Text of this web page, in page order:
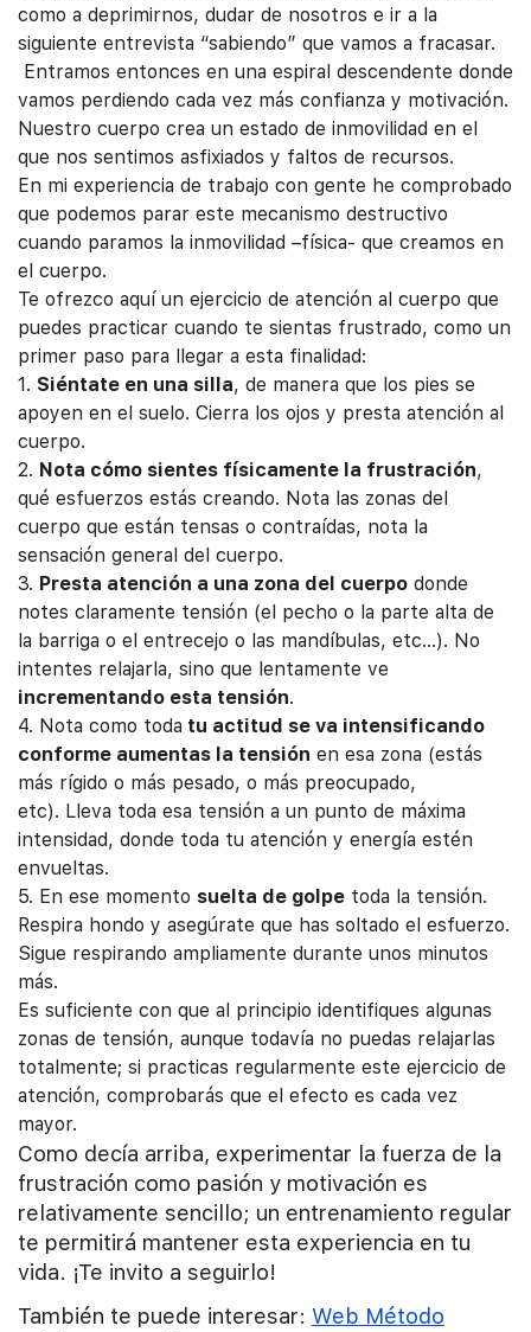
como a deprimirnos, dudar de nosotros e ir a la
siguiente entrevista “sabiendo” que vamos a fracasar.
Entramos entonces en una espiral descendente donde
vamos perdiendo cada vez más confianza y motivación.
Nuestro cuerpo crea un estado de inmovilidad en el
que nos sentimos asfixiados y faltos de recursos.
En mi experiencia de trabajo con gente he comprobado
que podemos parar este mecanismo destructivo
cuando paramos la inmovilidad –física- que creamos en
el cuerpo.
Te ofrezco aquí un ejercicio de atención al cuerpo que
puedes practicar cuando te sientas frustrado, como un
primer paso para llegar a esta finalidad:
1. Siéntate en una silla, de manera que los pies se
apoyen en el suelo. Cierra los ojos y presta atención al
cuerpo.
2. Nota cómo sientes físicamente la frustración,
qué esfuerzos estás creando. Nota las zonas del
cuerpo que están tensas o contraídas, nota la
sensación general del cuerpo.
3. Presta atención a una zona del cuerpo donde
notes claramente tensión (el pecho o la parte alta de
la barriga o el entrecejo o las mandíbulas, etc…). No
intentes relajarla, sino que lentamente ve
incrementando esta tensión.
4. Nota como toda tu actitud se va intensificando
conforme aumentas la tensión en esa zona (estás
más rígido o más pesado, o más preocupado,
etc). Lleva toda esa tensión a un punto de máxima
intensidad, donde toda tu atención y energía estén
envueltas.
5. En ese momento suelta de golpe toda la tensión.
Respira hondo y asegúrate que has soltado el esfuerzo.
Sigue respirando ampliamente durante unos minutos
más.
Es suficiente con que al principio identifiques algunas
zonas de tensión, aunque todavía no puedas relajarlas
totalmente; si practicas regularmente este ejercicio de
atención, comprobarás que el efecto es cada vez
mayor.
Como decía arriba, experimentar la fuerza de la
frustración como pasión y motivación es
relativamente sencillo; un entrenamiento regular
te permitirá mantener esta experiencia en tu
vida. ¡Te invito a seguirlo!
También te puede interesar: Web Método